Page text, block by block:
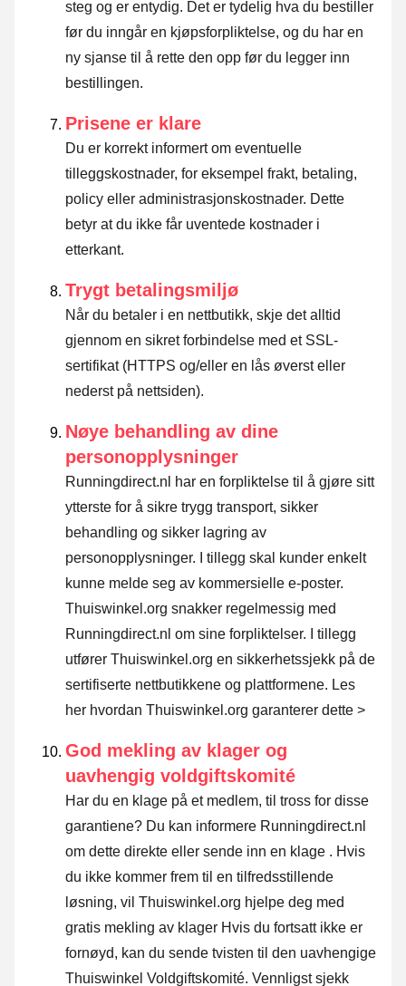
steg og er entydig. Det er tydelig hva du bestiller
før du inngår en kjøpsforpliktelse, og du har en
ny sjanse til å rette den opp før du legger inn
bestillingen.
Prisene er klare
Du er korrekt informert om eventuelle
tilleggskostnader, for eksempel frakt, betaling,
policy eller administrasjonskostnader. Dette
betyr at du ikke får uventede kostnader i
etterkant.
Trygt betalingsmiljø
Når du betaler i en nettbutikk, skje det alltid
gjennom en sikret forbindelse med et SSL-
sertifikat (HTTPS og/eller en lås øverst eller
nederst på nettsiden).
Nøye behandling av dine
personopplysninger
Runningdirect.nl har en forpliktelse til å gjøre sitt
ytterste for å sikre trygg transport, sikker
behandling og sikker lagring av
personopplysninger. I tillegg skal kunder enkelt
kunne melde seg av kommersielle e-poster.
Thuiswinkel.org snakker regelmessig med
Runningdirect.nl om sine forpliktelser. I tillegg
utfører Thuiswinkel.org en sikkerhetssjekk på de
sertifiserte nettbutikkene og plattformene. Les
her hvordan Thuiswinkel.org garanterer dette >
God mekling av klager og
uavhengig voldgiftskomité
Har du en klage på et medlem, til tross for disse
garantiene? Du kan informere Runningdirect.nl
om dette direkte eller sende inn en klage . Hvis
du ikke kommer frem til en tilfredsstillende
løsning, vil Thuiswinkel.org hjelpe deg med
gratis mekling av klager Hvis du fortsatt ikke er
fornøyd, kan du sende tvisten til den uavhengige
Thuiswinkel Voldgiftskomité. Vennligst sjekk